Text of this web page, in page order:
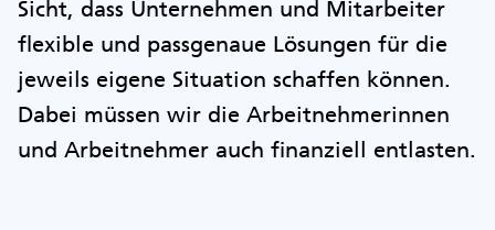
Sicht, dass Unternehmen und Mitarbeiter
flexible und passgenaue Lösungen für die
jeweils eigene Situation schaffen können.
Dabei müssen wir die Arbeitnehmerinnen
und Arbeitnehmer auch finanziell entlasten.